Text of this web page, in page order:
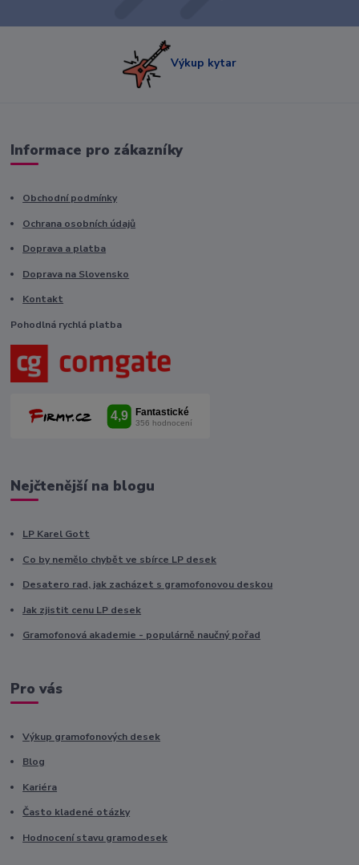
Výkup kytar
Informace pro zákazníky
Obchodní podmínky
Ochrana osobních údajů
Doprava a platba
Doprava na Slovensko
Kontakt
Pohodlná rychlá platba
Nejčtenější na blogu
LP Karel Gott
Co by nemělo chybět ve sbírce LP desek
Desatero rad, jak zacházet s gramofonovou deskou
Jak zjistit cenu LP desek
Gramofonová akademie - populárně naučný pořad
Pro vás
Výkup gramofonových desek
Blog
Kariéra
Často kladené otázky
Hodnocení stavu gramodesek